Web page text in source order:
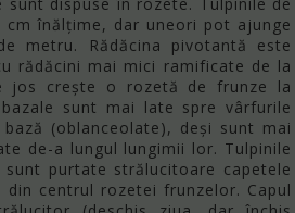
cm înălțime, dar uneori pot ajunge
metru. Rădăcina pivotantă este
rădăcini mai mici ramificate de la
jos crește o rozetă de frunze la
sunt mai late spre vârfurile
(oblanceolate), deși sunt mai
de-a lungul lungimii lor. Tulpinile
purtate strălucitoare capetele
centrul rozetei frunzelor. Capul